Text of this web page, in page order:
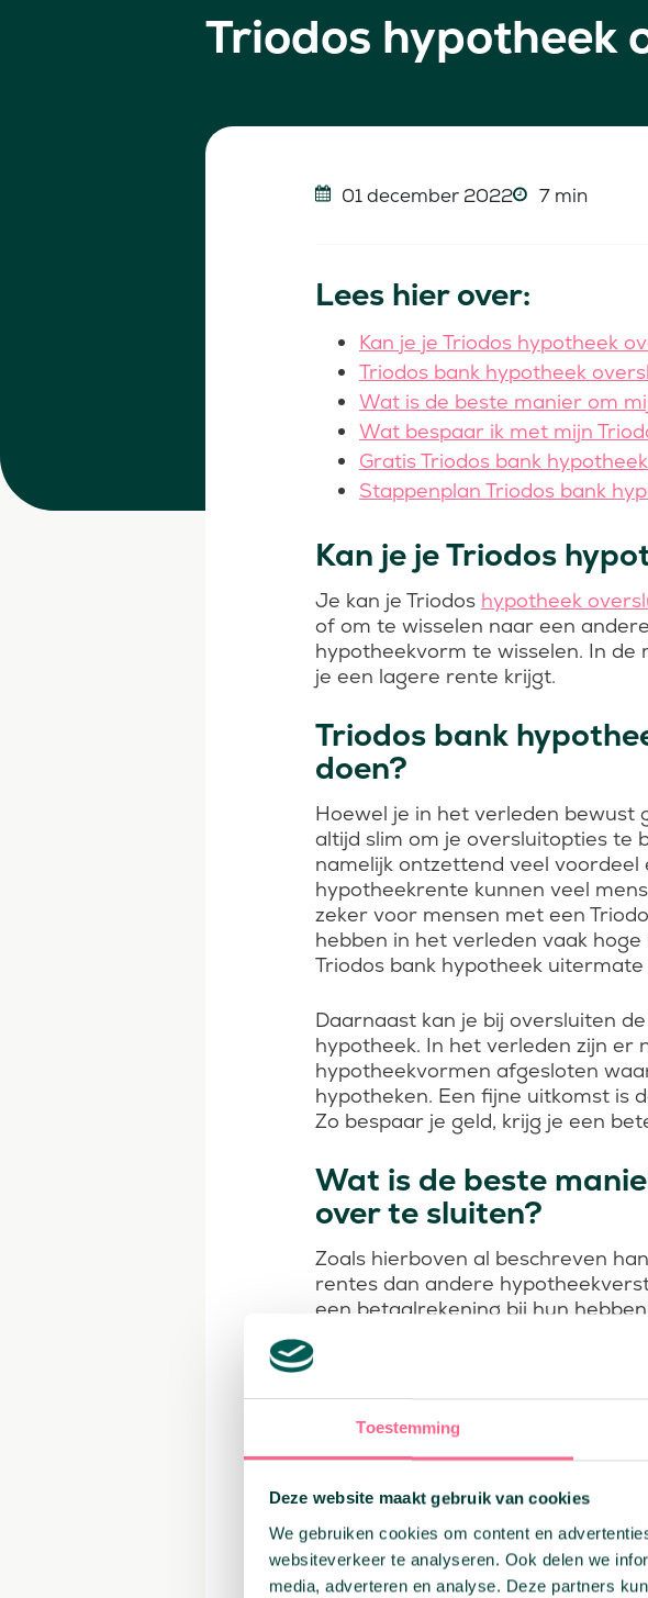
Toestemming
Deze website maakt gebruik van cookies
We gebruiken cookies om content en
websiteverkeer te analyseren. Ook delen we
media, adverteren en analyse. Deze partners
Triodos hypotheek
01 december 2022 7 min
Lees hier over:
Kan je je Triodos hypotheek
Triodos bank hypotheek
Wat is de beste manier om
Wat bespaar ik met mijn
Gratis Triodos bank
Stappenplan Triodos bank
Kan je je Triodos
Je kan je Triodos hypotheek
of om te wisselen naar een
hypotheekvorm te wisselen. In
je een lagere rente krijgt.
Triodos bank
doen?
Hoewel je in het verleden bewust
altijd slim om je oversluitopties te
namelijk ontzettend veel
hypotheekrente kunnen veel
zeker voor mensen met een
hebben in het verleden vaak
Triodos bank hypotheek
Daarnaast kan je bij oversluiten
hypotheek. In het verleden zijn er
hypotheekvormen afgesloten
hypotheken. Een fijne uitkomst is
Zo bespaar je geld, krijg je een
Wat is de beste
over te sluiten?
Zoals hierboven al beschreven
rentes dan andere
een betaalrekening bij hun
hypotheken van de Triodos bank
De Triodos bank adviseert
niet de beste deal, er zijn namelijk
verschillende rentes en
het onderzoeken bent laat er
kijken. Dat doen zij gratis en